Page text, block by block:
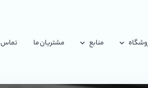
منابع مشتریان ما تماس